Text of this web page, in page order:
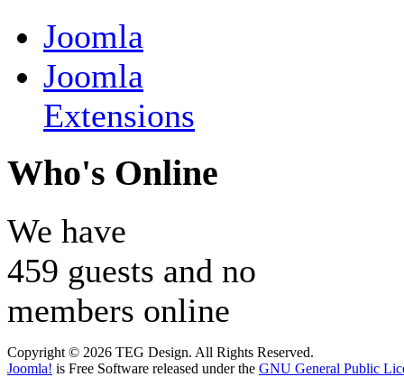
Joomla
Joomla
Extensions
Who's Online
We have
459 guests and no
members online
Copyright © 2026 TEG Design. All Rights Reserved.
Joomla! is Free Software released under the GNU General Public